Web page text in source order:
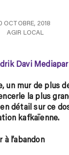
OCTOBRE, 2018
AGIR LOCAL
Davi
un mur de plus
la plus
détail sur ce
kafkaïenne.
l’abandon